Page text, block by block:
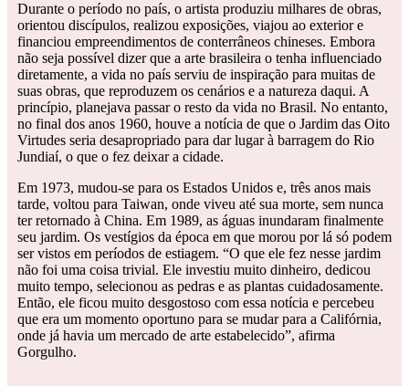
Durante o período no país, o artista produziu milhares de obras,
orientou discípulos, realizou exposições, viajou ao exterior e
financiou empreendimentos de conterrâneos chineses. Embora
não seja possível dizer que a arte brasileira o tenha influenciado
diretamente, a vida no país serviu de inspiração para muitas de
suas obras, que reproduzem os cenários e a natureza daqui. A
princípio, planejava passar o resto da vida no Brasil. No entanto,
no final dos anos 1960, houve a notícia de que o Jardim das Oito
Virtudes seria desapropriado para dar lugar à barragem do Rio
Jundiaí, o que o fez deixar a cidade.
Em 1973, mudou-se para os Estados Unidos e, três anos mais
tarde, voltou para Taiwan, onde viveu até sua morte, sem nunca
ter retornado à China. Em 1989, as águas inundaram finalmente
seu jardim. Os vestígios da época em que morou por lá só podem
ser vistos em períodos de estiagem. “O que ele fez nesse jardim
não foi uma coisa trivial. Ele investiu muito dinheiro, dedicou
muito tempo, selecionou as pedras e as plantas cuidadosamente.
Então, ele ficou muito desgostoso com essa notícia e percebeu
que era um momento oportuno para se mudar para a Califórnia,
onde já havia um mercado de arte estabelecido”, afirma
Gorgulho.